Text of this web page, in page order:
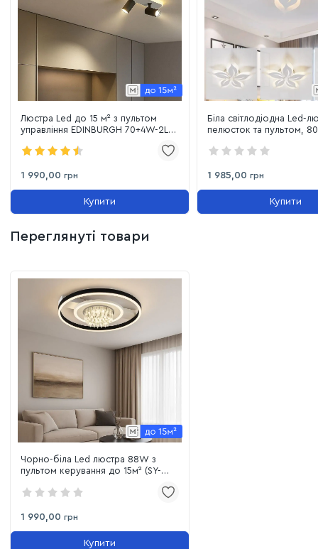
робочих зон або обідніх столів.
Люстра Led до 15 м² з пультом
управління EDINBURGH 70+4W-2LR-
1 990,00 грн
Купити
Біла світлодіодна Led-
пелюсток та пультом, 80
1 985,00 грн
Купити
Переглянуті товари
Чорно-біла Led люстра 88W з
пультом керування до 15м² (SY-
1 990,00 грн
Купити